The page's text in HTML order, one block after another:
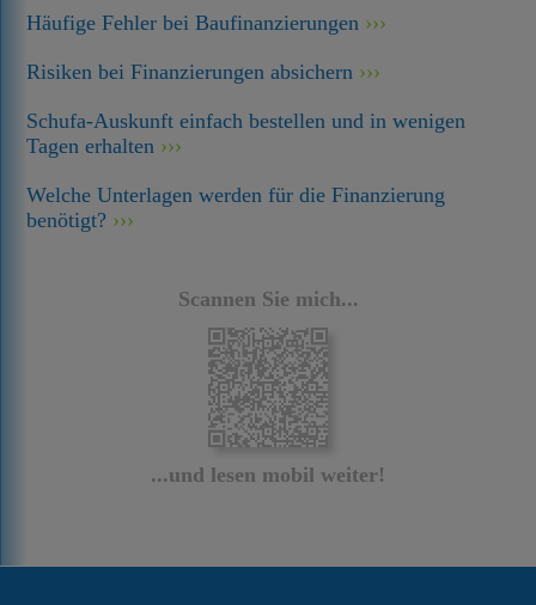
Häufige Fehler bei Baufinanzierungen
Risiken bei Finanzierungen absichern
Schufa-Auskunft einfach bestellen und in wenigen
Tagen erhalten
Welche Unterlagen werden für die Finanzierung
benötigt?
Scannen Sie mich...
...und lesen mobil weiter!